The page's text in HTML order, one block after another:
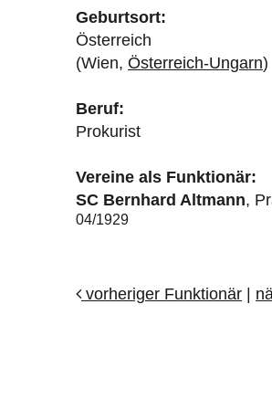
Geburtsort:
Österreich
(Wien, Österreich-Ungarn)
Beruf:
Prokurist
Vereine als Funktionär:
SC Bernhard Altmann,
04/1929
vorheriger Funktionär